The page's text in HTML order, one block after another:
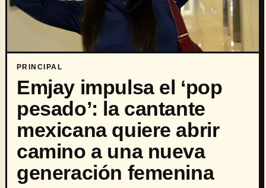
PRINCIPAL
Emjay impulsa el ‘pop
pesado’: la cantante
mexicana quiere abrir
camino a una nueva
generación femenina